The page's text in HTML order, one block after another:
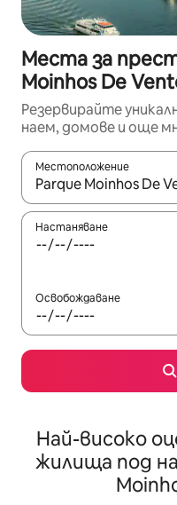
Места за
Moinhos De
Резервирайте
наем, домове и още
Местоположение
Когато резултатите
Настаняване
Освобождаване
Най-високо
жилища под